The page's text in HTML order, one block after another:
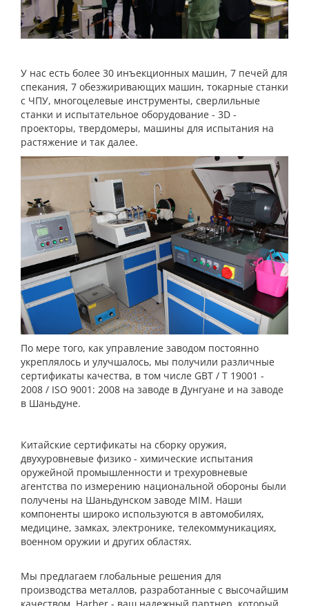
У нас есть более 30 инъекционных машин, 7 печей для
спекания, 7 обезжиривающих машин, токарные станки
с ЧПУ, многоцелевые инструменты, сверлильные
станки и испытательное оборудование - 3D -
проекторы, твердомеры, машины для испытания на
растяжение и так далее.
По мере того, как управление заводом постоянно
укреплялось и улучшалось, мы получили различные
сертификаты качества, в том числе GBT / T 19001 -
2008 / ISO 9001: 2008 на заводе в Дунгуане и на заводе
в Шаньдуне.
Китайские сертификаты на сборку оружия,
двухуровневые физико - химические испытания
оружейной промышленности и трехуровневые
агентства по измерению национальной обороны были
получены на Шаньдунском заводе MIM. Наши
компоненты широко используются в автомобилях,
медицине, замках, электронике, телекоммуникациях,
военном оружии и других областях.
Мы предлагаем глобальные решения для
производства металлов, разработанные с высочайшим